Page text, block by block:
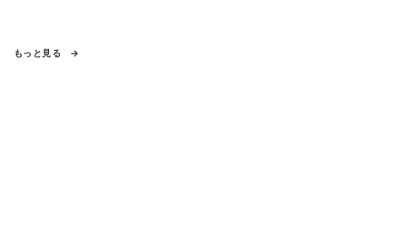
もっと見る